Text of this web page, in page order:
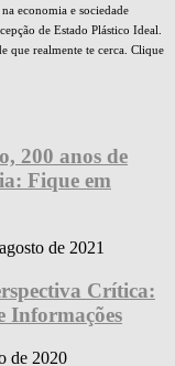
economia e sociedade
de Estado Plástico Ideal.
que realmente te cerca. Clique
200 anos de
Fique em
de 2021
Crítica:
Informações
de 2020